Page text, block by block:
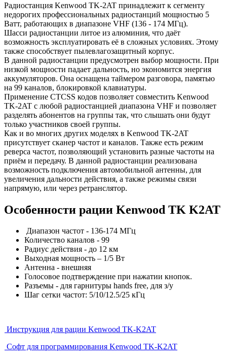
Радиостанция Kenwood TK-2AT принадлежит к сегменту
недорогих профессиональных радиостанций мощностью 5
Ватт, работающих в диапазоне VHF (136 - 174 МГц).
Шасси радиостанции литое из алюминия, что даёт
возможность эксплуатировать её в сложных условиях. Этому
также способствует пылевлагозащитный корпус.
В данной радиостанции предусмотрен выбор мощности. При
низкой мощности падает дальность, но экономится энергия
аккумуляторов. Она оснащена таймером разговора, памятью
на 99 каналов, блокировкой клавиатуры.
Применение СTCSS кодов позволяет совместить Kenwood
TK-2AT с любой радиостанцией диапазона VHF и позволяет
разделять абонентов на группы так, что слышать они будут
только участников своей группы.
Как и во многих других моделях в Kenwood TK-2AT
присутствует сканер частот и каналов. Также есть режим
реверса частот, позволяющий установить разные частоты на
приём и передачу. В данной радиостанции реализована
возможность подключения автомобильной антенны, для
увеличения дальности действия, а также режимы связи
напрямую, или через ретранслятор.
Особенности рации Kenwood TK K2AT
Диапазон частот - 136-174 МГц
Количество каналов - 99
Радиус действия - до 12 км
Выходная мощность – 1/5 Вт
Антенна - внешняя
Голосовое подтверждение при нажатии кнопок.
Разъемы - для гарнитуры hands free, для з/у
Шаг сетки частот: 5/10/12.5/25 кГц
Инструкция для рации Kenwood TK-K2AT
Софт для программирования Kenwood TK-K2AT